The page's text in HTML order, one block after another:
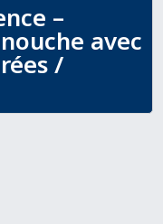
–
avec
/